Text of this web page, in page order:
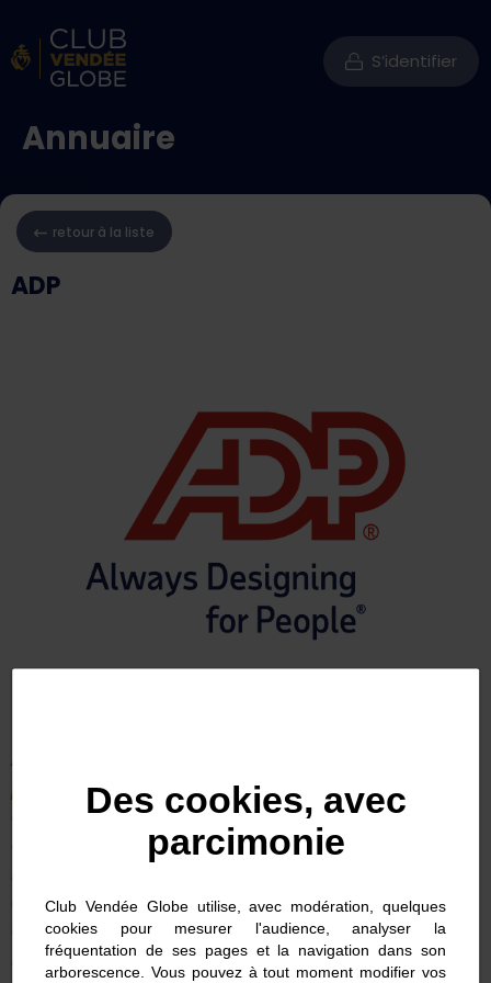
S’identifier
Annuaire
retour à la liste
ADP
ADP
pionnier et le leader mondial de la gestion du
capital humain (gestion de la paie, des RH,
des talents et des temps).ADPpropose à 1
million de clients dans le monde des solutions
qui vont leur permettre de gérer l’ensemble du
cycle de vie d’un collaborateur, depuis
l’embauche jusqu’à son départ de l’entreprise.
Des cookies, avec
parcimonie
Club Vendée Globe utilise, avec modération, quelques
cookies pour mesurer l'audience, analyser la
fréquentation de ses pages et la navigation dans son
arborescence. Vous pouvez à tout moment modifier vos